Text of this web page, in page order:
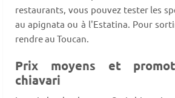
restaurants, vous pouvez tester les
au apignata ou à l'Estatina. Pour
rendre au Toucan.
Prix moyens et
chiavari